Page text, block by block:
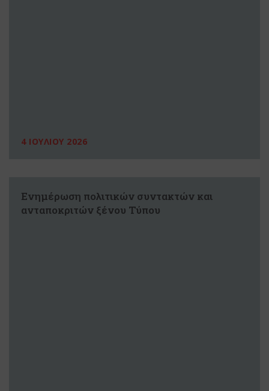
4 ΙΟΥΛΙΟΥ 2026
Ενημέρωση πολιτικών συντακτών και
ανταποκριτών ξένου Τύπου